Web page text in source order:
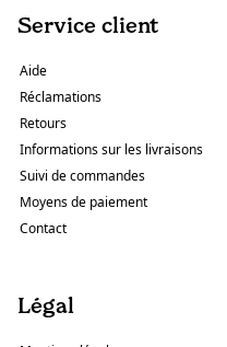
Service client
Aide
Réclamations
Retours
Informations sur les livraisons
Suivi de commandes
Moyens de paiement
Contact
Légal